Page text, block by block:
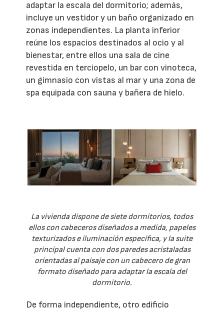
adaptar la escala del dormitorio; además,
incluye un vestidor y un baño organizado en
zonas independientes. La planta inferior
reúne los espacios destinados al ocio y al
bienestar, entre ellos una sala de cine
revestida en terciopelo, un bar con vinoteca,
un gimnasio con vistas al mar y una zona de
spa equipada con sauna y bañera de hielo.
La vivienda dispone de siete dormitorios, todos
ellos con cabeceros diseñados a medida, papeles
texturizados e iluminación específica, y la suite
principal cuenta con dos paredes acristaladas
orientadas al paisaje con un cabecero de gran
formato diseñado para adaptar la escala del
dormitorio.
De forma independiente, otro edificio